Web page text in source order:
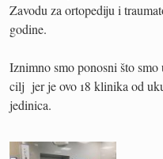
Zavodu za ortopediju i
godine.
Iznimno smo ponosni što
cilj jer je ovo 18 klinika od
jedinica.